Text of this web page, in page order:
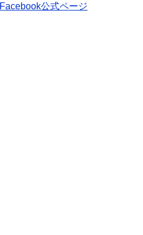
Facebook公式ページ